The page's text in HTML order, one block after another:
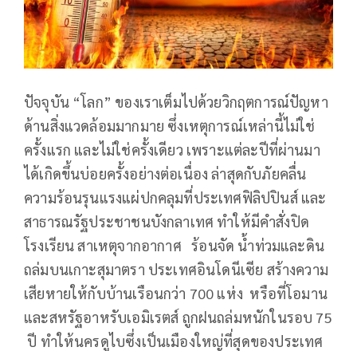
ปัจจุบัน “โลก” ของเราเต็มไปด้วยวิกฤตการณ์ปัญหา
ด้านสิ่งแวดล้อมมากมาย ซึ่งเหตุการณ์เหล่านี้ไม่ใช่
ครั้งแรก และไม่ใช่ครั้งเดียว เพราะแต่ละปีที่ผ่านมา
ได้เกิดขึ้นบ่อยครั้งอย่างต่อเนื่อง ล่าสุดกับภัยคลื่น
ความร้อนรุนแรงแผ่ปกคลุมที่ประเทศฟิลิปปินส์ และ
สาธารณรัฐประชาชนบังกลาเทศ ทำให้มีคำสั่งปิด
โรงเรียน สาเหตุจากอากาศ ร้อนจัด น้ำท่วมและดิน
ถล่มบนเกาะสุมาตรา ประเทศอินโดนีเซีย สร้างความ
เสียหายให้กับบ้านเรือนกว่า 700 แห่ง หรือที่โอมาน
และสหรัฐอาหรับเอมิเรตส์ ถูกฝนถล่มหนักในรอบ 75
ปี ทำให้นครดูไบซึ่งเป็นเมืองใหญ่ที่สุดของประเทศ